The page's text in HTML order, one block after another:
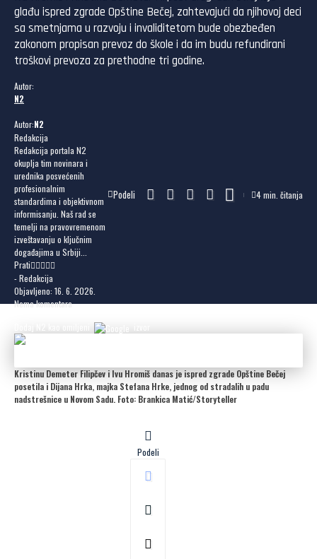
glađu ispred zgrade Opštine Bečej, zahtevajući da njihovoj deci
sa smetnjama u razvoju i invaliditetom bude obezbeđen
zakonom propisan prevoz do škole i da im budu refundirani
troškovi prevoza za prethodne tri godine.
Autor:
N2
Autor:N2
Redakcija
Redakcija portala N2
okuplja tim novinara i
urednika posvećenih
profesionalnim
standardima i objektivnom
informisanju. Naš rad se
temelji na pravovremenom
izveštavanju o ključnim
događajima u Srbiji...
Prati
- Redakcija
Objavljeno: 16. 6. 2026.
Nema komentara
Podeli 4 min. čitanja
Kristinu Demeter Filipčev i Ivu Hromiš danas je ispred zgrade Opštine Bečej
posetila i Dijana Hrka, majka Stefana Hrke, jednog od stradalih u padu
nadstrešnice u Novom Sadu. Foto: Brankica Matić/Storyteller
Podeli